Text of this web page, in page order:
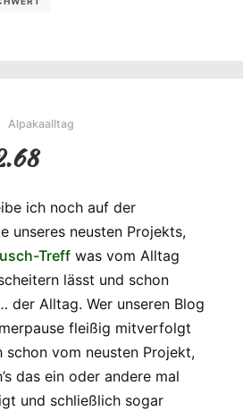
Alpakaalltag
ich noch auf der
unseres neusten Projekts,
Treff was vom Alltag
lässt und schon
der Alltag. Wer unseren Blog
fleißig mitverfolgt
schon vom neusten Projekt,
das ein oder andere mal
und schließlich sogar